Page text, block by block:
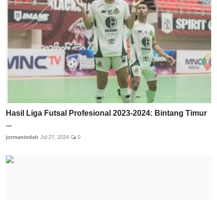
Hasil Liga Futsal Profesional 2023-2024: Bintang Timur
...
jormanindah Jul 27, 2024 0